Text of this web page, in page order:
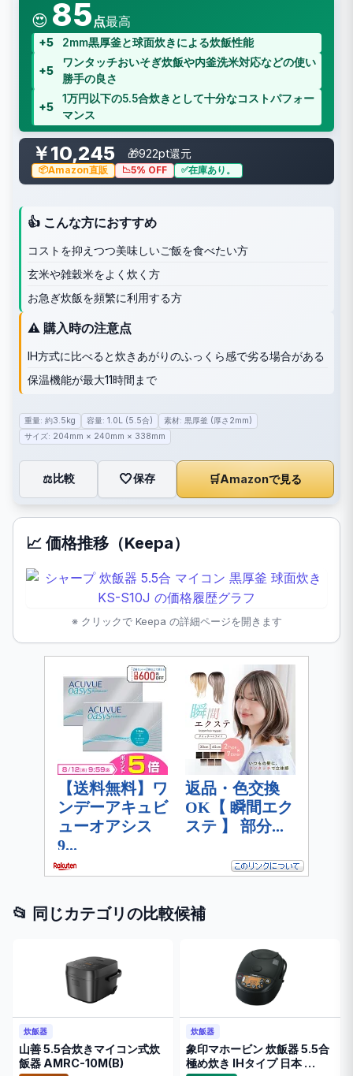
😍 85 点最高
+5 2mm黒厚釜と球面炊きによる炊飯性能
+5
ワンタッチおいそぎ炊飯や内釜洗米対応などの使い
勝手の良さ
+5
1万円以下の5.5合炊きとして十分なコストパフォー
マンス
￥10,245 🎁922pt還元
Amazon直販 5% OFF 在庫あり。
👍 こんな方におすすめ
コストを抑えつつ美味しいご飯を食べたい方
玄米や雑穀米をよく炊く方
お急ぎ炊飯を頻繁に利用する方
⚠️ 購入時の注意点
IH方式に比べると炊きあがりのふっくら感で劣る場合がある
保温機能が最大11時間まで
重量: 約3.5kg 容量: 1.0L (5.5合)
素材: 黒厚釜 (厚さ2mm)
サイズ: 204mm × 240mm × 338mm
⚖️比較 🤍保存 🛒Amazonで見る
📈 価格推移（Keepa）
※ クリックで Keepa の詳細ページを開きます
📂 同じカテゴリの比較候補
炊飯器
山善 5.5合炊きマイコン式炊
飯器 AMRC-10M(B)
炊飯器
象印マホービン 炊飯器 5.5合
極め炊き IHタイプ 日本 …